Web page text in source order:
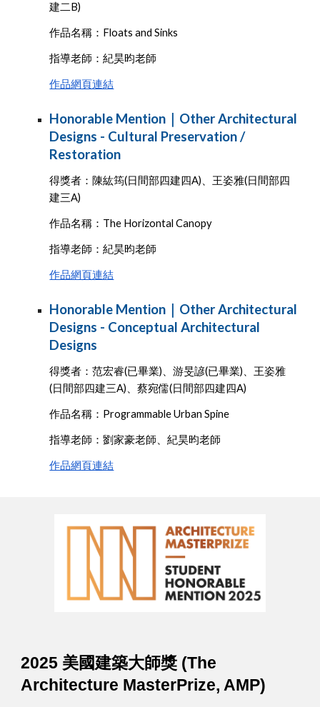
建二B)
作品名稱：Floats and Sinks
指導老師：紀昊昀老師
作品網頁連結
Honorable Mention｜Other Architectural
Designs - Cultural Preservation /
Restoration
得獎者：陳紘筠(日間部四建四A)、王姿雅(日間部四
建三A)
作品名稱：The Horizontal Canopy
指導老師：紀昊昀老師
作品網頁連結
Honorable Mention｜Other Architectural
Designs - Conceptual Architectural
Designs
得獎者：范宏睿(已畢業)、游旻諺(已畢業)、王姿雅
(日間部四建三A)、蔡宛儒(日間部四建四A)
作品名稱：Programmable Urban Spine
指導老師：劉家豪老師、紀昊昀老師
作品網頁連結
2025 美國建築大師獎 (The
Architecture MasterPrize, AMP)